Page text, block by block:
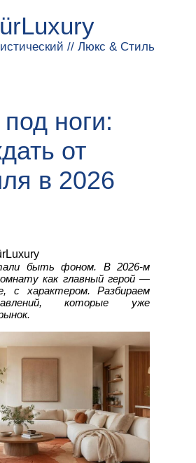
// Люкс & Стиль
ноги:
от
в 2026
быть фоном. В 2026-м
как главный герой —
с характером. Разбираем
которые уже